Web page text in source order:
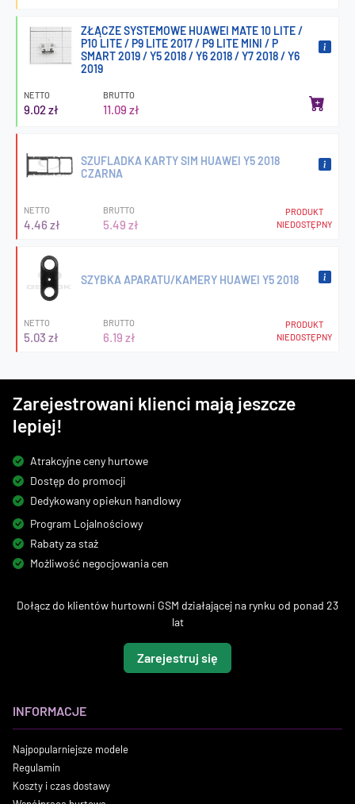
ZŁĄCZE SYSTEMOWE HUAWEI MATE 10 LITE /
P10 LITE / P9 LITE 2017 / P9 LITE MINI / P
SMART 2019 / Y5 2018 / Y6 2018 / Y7 2018 / Y6
2019
NETTO
9.02 zł
BRUTTO
11.09 zł
SZUFLADKA KARTY SIM HUAWEI Y5 2018
CZARNA
NETTO
4.46 zł
BRUTTO
5.49 zł
PRODUKT
NIEDOSTĘPNY
SZYBKA APARATU/KAMERY HUAWEI Y5 2018
NETTO
5.03 zł
BRUTTO
6.19 zł
PRODUKT
NIEDOSTĘPNY
Zarejestrowani klienci mają jeszcze
lepiej!
Atrakcyjne ceny hurtowe
Dostęp do promocji
Dedykowany opiekun handlowy
Program Lojalnościowy
Rabaty za staż
Możliwość negocjowania cen
Dołącz do klientów hurtowni GSM działającej na rynku od ponad 23
lat
Zarejestruj się
INFORMACJE
Najpopularniejsze modele
Regulamin
Koszty i czas dostawy